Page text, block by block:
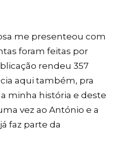
me presenteou com
foram feitas por
rendeu 357
aqui também, pra
minha história e deste
vez ao António e a
faz parte da